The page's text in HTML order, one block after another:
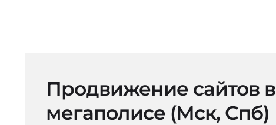
Продвижение сайтов в
мегаполисе (Мск, Спб)